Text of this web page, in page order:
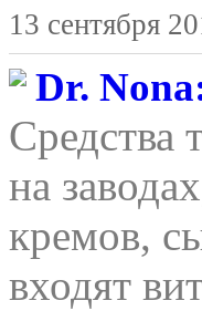
13 сентября
Dr.
Средства
на
кремов,
входят